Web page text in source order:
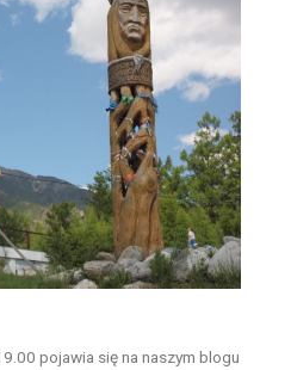
pojawia się na naszym blogu